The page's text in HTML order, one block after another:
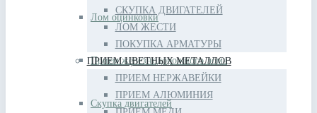
Лом оцинковки
Прием железнодорожного лома
Скупка двигателей
СКУПКА ДВИГАТЕЛЕЙ
ЛОМ ЖЕСТИ
ПОКУПКА АРМАТУРЫ
ПРИЕМ ЦВЕТНЫХ МЕТАЛЛОВ
ПРИЕМ НЕРЖАВЕЙКИ
ПРИЕМ АЛЮМИНИЯ